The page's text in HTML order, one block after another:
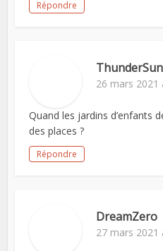
Répondre
26 mars 2021
Quand les jardins d’enfants
des places ?
Répondre
DreamZero
27 mars 2021